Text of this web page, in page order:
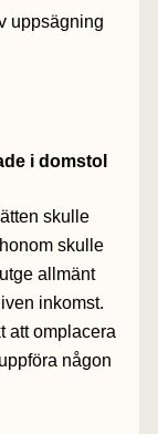
uppsägning
i domstol
skulle
skulle
allmänt
inkomst.
att omplacera
någon